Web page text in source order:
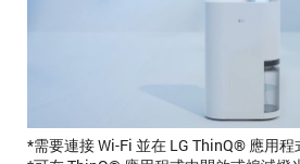
*需要連接 Wi-Fi 並在 LG ThinQ® 應用程